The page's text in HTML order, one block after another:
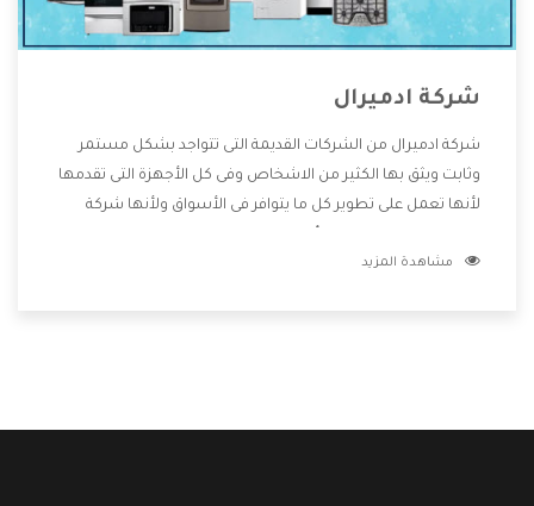
شركة ادميرال
شركة ادميرال من الشركات القديمة التى تتواجد بشكل مستمر
وثابت ويثق بها الكثير من الاشخاص وفى كل الأجهزة التى تقدمها
لأنها تعمل على تطوير كل ما يتوافر فى الأسواق ولأنها شركة
وتقدم للعملاء أقوى العروض والخصومات التى تسهل على
مشاهدة المزيد